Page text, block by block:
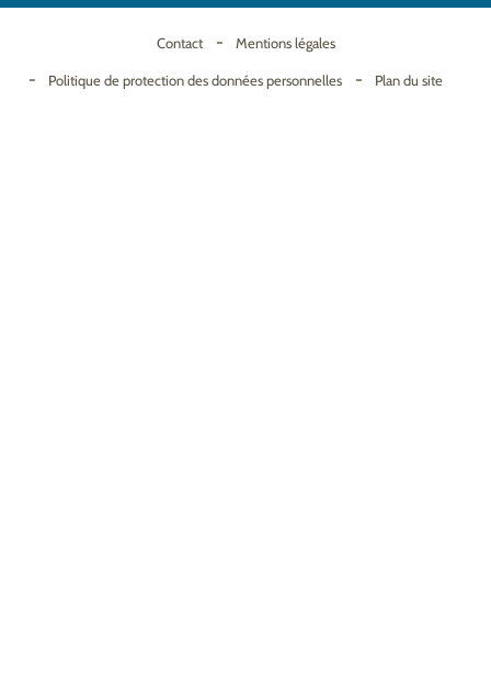
Contact Mentions légales
Politique de protection des données personnelles Plan du site